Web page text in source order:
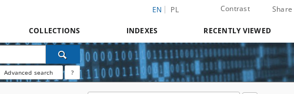
EN PL Contrast Share
COLLECTIONS INDEXES RECENTLY VIEWED
Advanced search ?